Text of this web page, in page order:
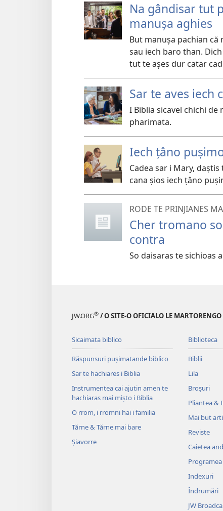
Na gândisar tut
manușa aghies
But manușa pachian
sau iech baro than.
tut te așes dur catar
Sar te aves iech
I Biblia sicavel chichi de
pharimata.
Iech țâno
Cadea sar i Mary,
cana șios iech țâno
RODE TE PRINJIANES
Cher tromano
contra
So daisaras te sichioas
JW.ORG® / O SITE-O OFICIALO LE MARTORENGO
Sicaimata biblico
Răspunsuri pușimatande biblico
Sar te hachiares i Biblia
Instrumentea cai ajutin amen te
hachiaras mai mișto i Biblia
O rrom, i rromni hai i familia
Tărne & Tărne mai bare
Șiavorre
Biblioteca
Biblii
Lila
Broșuri
Pliantea &
Mai but
Reviste
Caietea
Programea
Indexuri
Îndrumări
JW